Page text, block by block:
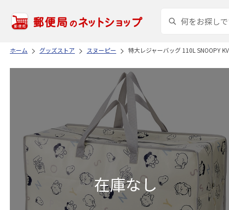
ホーム グッズストア スヌーピー 特大レジャーバッグ 110L SNOOPY